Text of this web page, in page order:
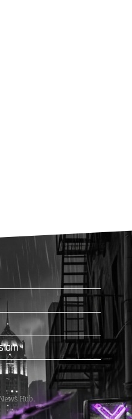
Hub.